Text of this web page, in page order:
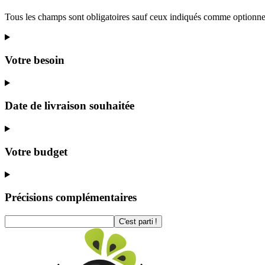
Tous les champs sont obligatoires sauf ceux indiqués comme
Votre besoin
Date de livraison souhaitée
Votre budget
Précisions complémentaires
C'est parti !